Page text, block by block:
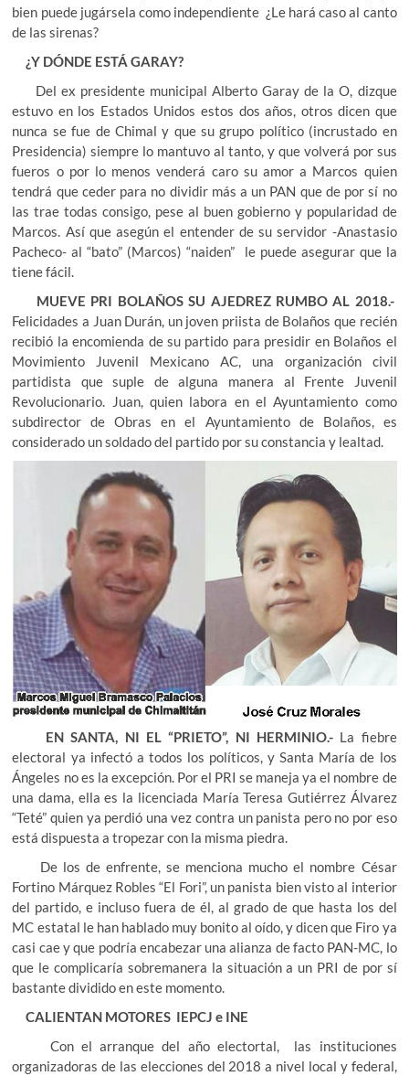
bien puede jugársela como independiente ¿Le hará caso al canto
de las sirenas?
¿Y DÓNDE ESTÁ GARAY?
Del ex presidente municipal Alberto Garay de la O, dizque
estuvo en los Estados Unidos estos dos años, otros dicen que
nunca se fue de Chimal y que su grupo político (incrustado en
Presidencia) siempre lo mantuvo al tanto, y que volverá por sus
fueros o por lo menos venderá caro su amor a Marcos quien
tendrá que ceder para no dividir más a un PAN que de por sí no
las trae todas consigo, pese al buen gobierno y popularidad de
Marcos. Así que asegún el entender de su servidor -Anastasio
Pacheco- al “bato” (Marcos) “naiden” le puede asegurar que la
tiene fácil.
MUEVE PRI BOLAÑOS SU AJEDREZ RUMBO AL 2018.-
Felicidades a Juan Durán, un joven priista de Bolaños que recién
recibió la encomienda de su partido para presidir en Bolaños el
Movimiento Juvenil Mexicano AC, una organización civil
partidista que suple de alguna manera al Frente Juvenil
Revolucionario. Juan, quien labora en el Ayuntamiento como
subdirector de Obras en el Ayuntamiento de Bolaños, es
considerado un soldado del partido por su constancia y lealtad.
EN SANTA, NI EL “PRIETO”, NI HERMINIO.-La fiebre
electoral ya infectó a todos los políticos, y Santa María de los
Ángeles no es la excepción. Por el PRI se maneja ya el nombre de
una dama, ella es la licenciada María Teresa Gutiérrez Álvarez
“Teté” quien ya perdió una vez contra un panista pero no por eso
está dispuesta a tropezar con la misma piedra.
De los de enfrente, se menciona mucho el nombre César
Fortino Márquez Robles “El Fori”, un panista bien visto al interior
del partido, e incluso fuera de él, al grado de que hasta los del
MC estatal le han hablado muy bonito al oído, y dicen que Firo ya
casi cae y que podría encabezar una alianza de facto PAN-MC, lo
que le complicaría sobremanera la situación a un PRI de por sí
bastante dividido en este momento.
CALIENTAN MOTORES IEPCJ e INE
Con el arranque del año electortal, las instituciones
organizadoras de las elecciones del 2018 a nivel local y federal,